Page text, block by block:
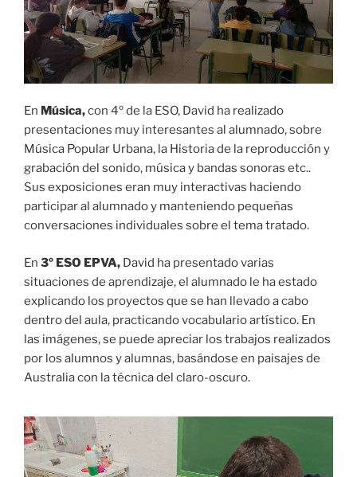
En Música,con 4º de la ESO, David ha realizado
presentaciones muy interesantes al alumnado, sobre
Música Popular Urbana, la Historia de la reproducción y
grabación del sonido, música y bandas sonoras etc..
Sus exposiciones eran muy interactivas haciendo
participar al alumnado y manteniendo pequeñas
conversaciones individuales sobre el tema tratado.
En 3º ESO EPVA, David ha presentado varias
situaciones de aprendizaje, el alumnado le ha estado
explicando los proyectos que se han llevado a cabo
dentro del aula, practicando vocabulario artístico. En
las imágenes, se puede apreciar los trabajos realizados
por los alumnos y alumnas, basándose en paisajes de
Australia con la técnica del claro-oscuro.